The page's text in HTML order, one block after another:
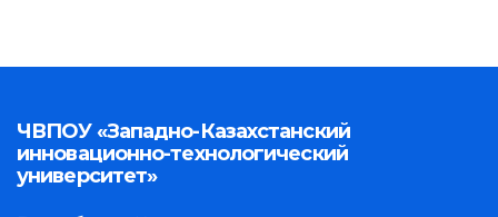
ЧВПОУ «Западно-Казахстанский
инновационно-технологический
университет»